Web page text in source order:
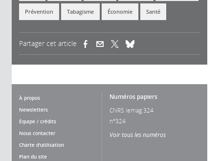
Prévention Tabagisme Économie Santé
Partager cet article (link is external)(link is external)
À propos
Newsletters
Équipe / crédits
Nous contacter
Charte d'utilisation
Plan du site
Numéros papiers
CNRS lemag 324
n°324
Voir tous les numéros